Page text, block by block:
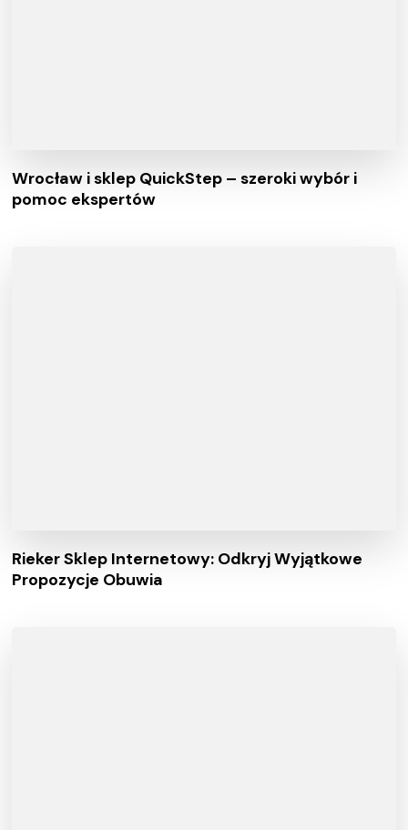
Wrocław i sklep QuickStep – szeroki wybór i
pomoc ekspertów
Rieker Sklep Internetowy: Odkryj Wyjątkowe
Propozycje Obuwia